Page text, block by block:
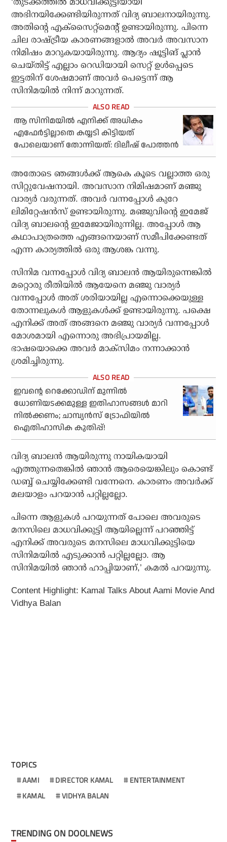
അഭിനയിക്കേണ്ടിയിരുന്നത് വിദ്യ ബാലനായിരുന്നു.
അതിന്റെ എക്‌സൈറ്റ്‌മെന്റ് ഉണ്ടായിരുന്നു. പിന്നെ
ചില രാഷ്ട്രീയ കാരണങ്ങളാല്‍ അവര്‍ അവസാന
നിമിഷം മാറുകയായിരുന്നു. ആദ്യം ഷൂട്ടിങ് പ്ലാന്‍
ചെയ്തിട്ട് എല്ലാം റെഡിയായി സെറ്റ് ഉള്‍പ്പെടെ
ഇട്ടതിന് ശേഷമാണ് അവര്‍ പെട്ടെന്ന് ആ
സിനിമയില്‍ നിന്ന് മാറുന്നത്.
ആ സിനിമയില്‍ എനിക്ക് അധികം
എഫേര്‍ട്ടില്ലാതെ കയ്യടി കിട്ടിയത്
പോലെയാണ് തോന്നിയത്: ദിലീഷ് പോത്തന്‍
അതോടെ ഞങ്ങള്‍ക്ക് ആകെ കൂടെ വല്ലാത്ത ഒരു
സിറ്റുവേഷനായി. അവസാന നിമിഷമാണ് മഞ്ജു
വാര്യര്‍ വരുന്നത്. അവര്‍ വന്നപ്പോള്‍ കുറേ
ലിമിറ്റേഷന്‍സ് ഉണ്ടായിരുന്നു. മഞ്ജുവിന്റെ ഇമേജ്
വിദ്യ ബാലന്റെ ഇമേജായിരുന്നില്ല. അപ്പോള്‍ ആ
കഥാപാത്രത്തെ എങ്ങനെയാണ് സമീപിക്കേണ്ടത്
എന്ന കാര്യത്തില്‍ ഒരു ആശങ്ക വന്നു.
സിനിമ വന്നപ്പോള്‍ വിദ്യ ബാലന്‍ ആയിരുന്നെങ്കില്‍
മറ്റൊരു രീതിയില്‍ ആയേനെ മഞ്ജു വാര്യര്‍
വന്നപ്പോള്‍ അത് ശരിയായില്ല എന്നൊക്കെയുള്ള
തോന്നലുകള്‍ ആളുകള്‍ക്ക് ഉണ്ടായിരുന്നു. പക്ഷെ
എനിക്ക് അത് അങ്ങനെ മഞ്ജു വാര്യര്‍ വന്നപ്പോള്‍
മോശമായി എന്നൊരു അഭിപ്രായമില്ല.
ഭാഷയൊക്കെ അവര്‍ മാക്‌സിമം നന്നാക്കാന്‍
ശ്രമിച്ചിരുന്നു.
ഇവന്റെ റെക്കോഡിന് മുന്നില്‍
ധോണിയടക്കമുള്ള ഇതിഹാസങ്ങള്‍ മാറി
നില്‍ക്കണം; ചാമ്പ്യന്‍സ് ട്രോഫിയില്‍
ഐതിഹാസിക കുതിപ്പ്!
വിദ്യ ബാലന്‍ ആയിരുന്നു നായികയായി
എത്തുന്നതെങ്കില്‍ ഞാന്‍ ആരെയെങ്കിലും കൊണ്ട്
ഡബ്ബ് ചെയ്യിക്കേണ്ടി വന്നേനെ. കാരണം അവര്‍ക്ക്
മലയാളം പറയാന്‍ പറ്റില്ലല്ലോ.
പിന്നെ ആളുകള്‍ പറയുന്നത് പോലെ അവരുടെ
മനസിലെ മാധവിക്കുട്ടി ആയില്ലെന്ന് പറഞ്ഞിട്ട്
എനിക്ക് അവരുടെ മനസിലെ മാധവിക്കുട്ടിയെ
സിനിമയില്‍ എടുക്കാന്‍ പറ്റില്ലല്ലോ. ആ
സിനിമയില്‍ ഞാന്‍ ഹാപ്പിയാണ്,’ കമല്‍ പറയുന്നു.
Content Highlight: Kamal Talks About Aami Movie And
Vidhya Balan
TOPICS
AAMI DIRECTOR KAMAL
ENTERTAINMENT
KAMAL
VIDHYA BALAN
TRENDING ON DOOLNEWS